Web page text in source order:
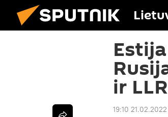
ir LLR
19:10 21.02.2022